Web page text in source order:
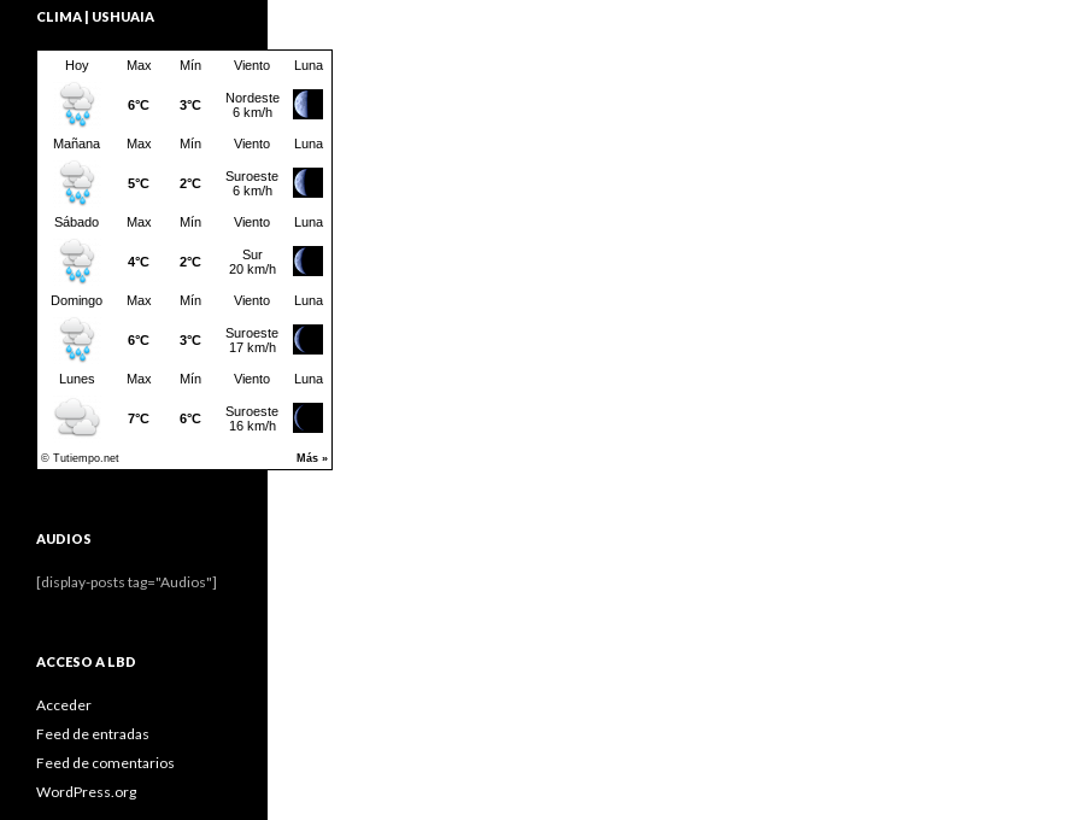
CLIMA | USHUAIA
AUDIOS
[display-posts tag="Audios"]
ACCESO A LBD
Acceder
Feed de entradas
Feed de comentarios
WordPress.org